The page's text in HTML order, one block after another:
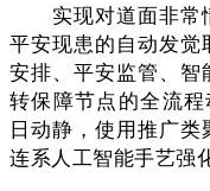
实现对道面非常
平安现患的自动发
安排、平安监管、智
转保障节点的全流
日动静，使用推广类
连系人工智能手艺强